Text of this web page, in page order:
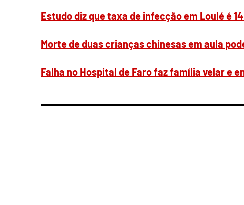
Estudo diz que taxa de infecção em Loulé é
Morte de duas crianças chinesas em aula
Falha no Hospital de Faro faz família velar e